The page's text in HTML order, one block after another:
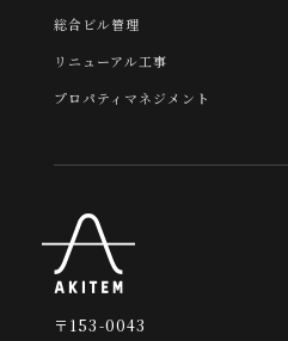
総合ビル管理
リニューアル工事
プロパティマネジメント
〒153-0043